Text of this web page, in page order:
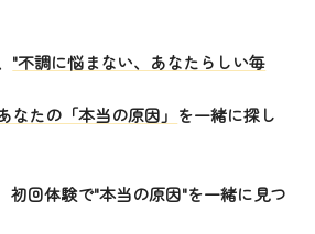
"不調に悩まない、あなたらしい毎
なたの「本当の原因」 を一緒に探し
初回体験で"本当の原因"を一緒に見つ